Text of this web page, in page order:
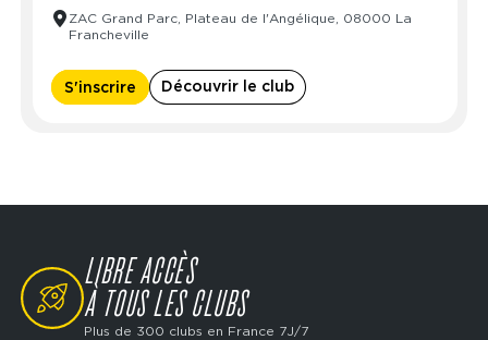
Jeudi
06:00 - 22:00
Samedi
09:00 - 20:00
Dimanche 06:00 - 20:00
Mercredi
09:00 - 22:00
Vendredi
09:00 - 22:00
Samedi
09:00 - 20:00
ZAC Grand Parc, Plateau de l'Angélique, 08000 La
Francheville
S'inscrire Découvrir le club
SVG
LIBRE ACCÈS
À TOUS LES CLUBS
Plus de 300 clubs en France 7J/7